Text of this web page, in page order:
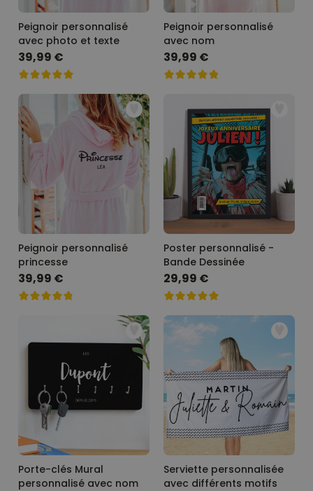
Peignoir personnalisé
avec photo et texte
39,99 €
Peignoir personnalisé
avec nom
39,99 €
Peignoir personnalisé
princesse
39,99 €
Poster personnalisé -
Bande Dessinée
29,99 €
Porte-clés Mural
personnalisé avec nom
Serviette personnalisée
avec différents motifs